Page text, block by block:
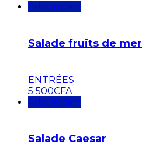
Add to cart
Salade fruits de mer
ENTRÉES
5 500CFA
Add to cart
Salade Caesar